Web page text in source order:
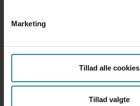
Marketing
Tillad alle cookies
Tillad valgte
7248 6000
Mandag
09:00 - 15:00
09:00 - 15:00
Onsdag
09:00 - 15:00
09:00 - 17:00